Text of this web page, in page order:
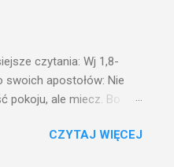
I sala zapełniła się
czytania: Wj 1,8-
swoich apostołów: Nie
pokoju, ale miecz. Bo
Mnie godzien. I kto kocha
CZYTAJ WIĘCEJ